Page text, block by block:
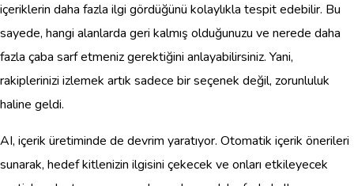
içeriklerin daha fazla ilgi gördüğünü kolaylıkla tespit edebilir. Bu
sayede, hangi alanlarda geri kalmış olduğunuzu ve nerede daha
fazla çaba sarf etmeniz gerektiğini anlayabilirsiniz. Yani,
rakiplerinizi izlemek artık sadece bir seçenek değil, zorunluluk
haline geldi.
AI, içerik üretiminde de devrim yaratıyor. Otomatik içerik önerileri
sunarak, hedef kitlenizin ilgisini çekecek ve onları etkileyecek